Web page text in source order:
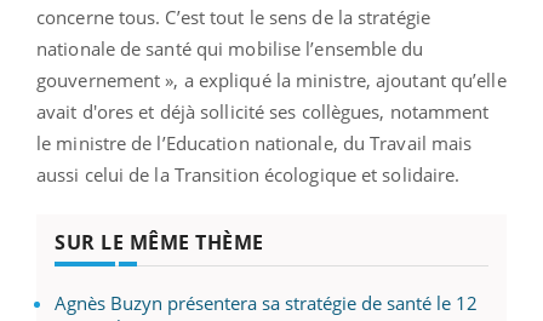
concerne tous. C’est tout le sens de la stratégie
nationale de santé qui mobilise l’ensemble du
gouvernement », a expliqué la ministre, ajoutant qu’elle
avait d'ores et déjà sollicité ses collègues, notamment
le ministre de l’Education nationale, du Travail mais
aussi celui de la Transition écologique et solidaire.
SUR LE MÊME THÈME
Agnès Buzyn présentera sa stratégie de santé le 12